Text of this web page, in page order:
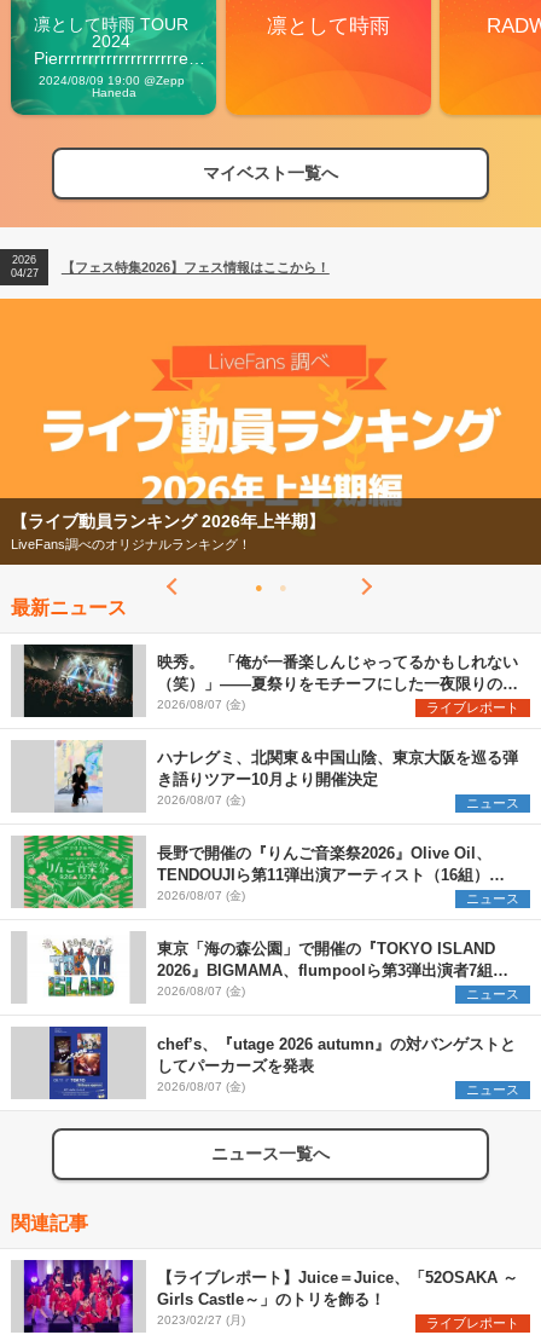
凛として時雨 TOUR
2024
Pierrrrrrrrrrrrrrrrrrrre
Vibes
2024/08/09 19:00 @Zepp
Haneda
凛として時雨
マイベスト一覧へ
【フェス特集2026】フェス情報はここから！
【ライブ動員ランキング】2026年上半期編発表！
2026
04/27
【フェス特集2026】フェス情報はここから！
2026
【フェス特集2026】
今年もフェスの季節がやってきた！
最新ニュース
映秀。 「俺が一番楽しんじゃってるかもしれない
（笑）」――夏祭りをモチーフにした一夜限りのス
ペシャルライブ『色祭』レポート
2026/08/07 (金) ライブレポート
ハナレグミ、北関東＆中国山陰、東京大阪を巡る弾
き語りツアー10月より開催決定
2026/08/07 (金) ニュース
長野で開催の『りんご音楽祭2026』Olive Oil、
TENDOUJIら第11弾出演アーティスト（16組）を
発表
2026/08/07 (金) ニュース
東京「海の森公園」で開催の『TOKYO ISLAND
2026』BIGMAMA、flumpoolら第3弾出演者7組を
発表 ワークショップ・アート出展者を募集
2026/08/07 (金) ニュース
chef’s、『utage 2026 autumn』の対バンゲストと
してパーカーズを発表
2026/08/07 (金) ニュース
ニュース一覧へ
関連記事
【ライブレポート】Juice＝Juice、「52OSAKA ～
Girls Castle～」のトリを飾る！
2023/02/27 (月) ライブレポート